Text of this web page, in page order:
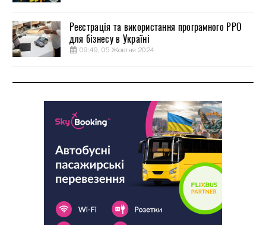
Реєстрація та використання програмного РРО
для бізнесу в Україні
09:49, 05 Жовтня 2024